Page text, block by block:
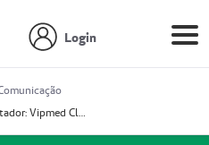
Login
Prestador: Vipmed Clínica Geral Ltda, 51004349-0 (Nome Fantasia: Policlínica Master)